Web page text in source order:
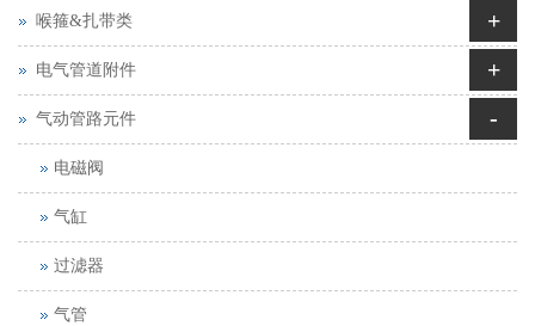
喉箍&扎带类 +
电气管道附件 +
气动管路元件 -
电磁阀
气缸
过滤器
气管